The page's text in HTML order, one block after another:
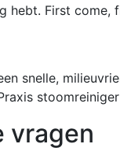
hebt. First come,
snelle,
vragen